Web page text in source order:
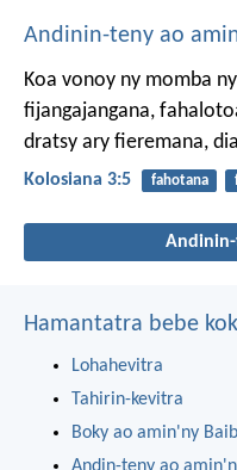
Andinin-teny ao
Koa vonoy ny momba
fijangajangana,
dratsy ary fieremana,
Kolosiana 3:5 fahotana
Hamantatra bebe
Lohahevitra
Tahirin-kevitra
Boky ao amin'ny